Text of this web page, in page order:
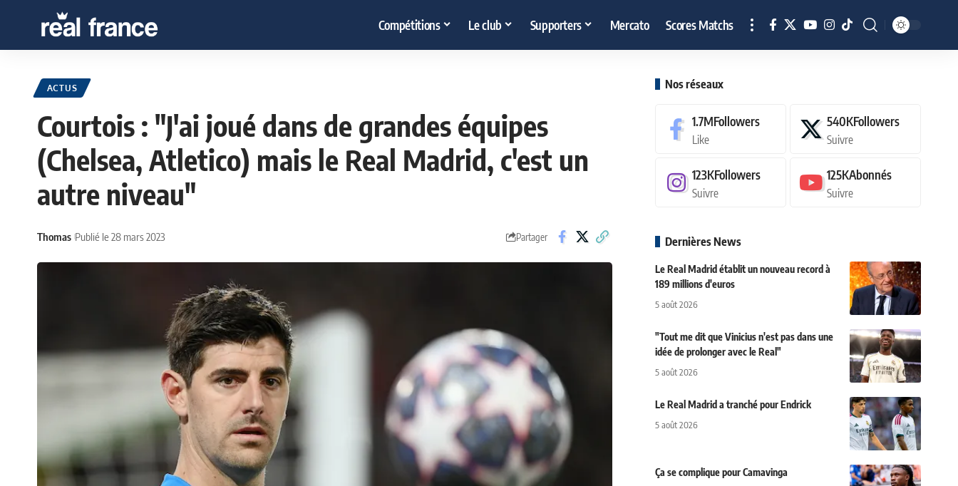
Compétitions Le club Supporters Mercato Scores Matchs
ACTUS
Courtois : "J'ai joué dans de grandes équipes
(Chelsea, Atletico) mais le Real Madrid, c'est un
autre niveau"
Thomas Publié le 28 mars 2023 Partager
Nos réseaux
1.7MFollowers
Like
540KFollowers
Suivre
123KFollowers
Suivre
125KAbonnés
Suivre
Dernières News
Le Real Madrid établit un nouveau record à
189 millions d'euros
5 août 2026
"Tout me dit que Vinicius n'est pas dans une
idée de prolonger avec le Real"
5 août 2026
Le Real Madrid a tranché pour Endrick
5 août 2026
Ça se complique pour Camavinga